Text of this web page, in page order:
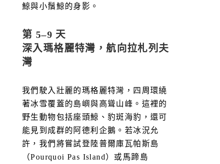
鯨與小鬚鯨的身影。
第 5–9 天
深入瑪格麗特灣，航向拉札列夫
灣
我們駛入壯麗的瑪格麗特灣，四周環繞
著冰雪覆蓋的島嶼與高聳山峰。這裡的
野生動物包括座頭鯨、豹斑海豹，還可
能見到成群的阿德利企鵝。若冰況允
許，我們將嘗試登陸普爾庫瓦帕斯島
（Pourquoi Pas Island）或馬蹄島